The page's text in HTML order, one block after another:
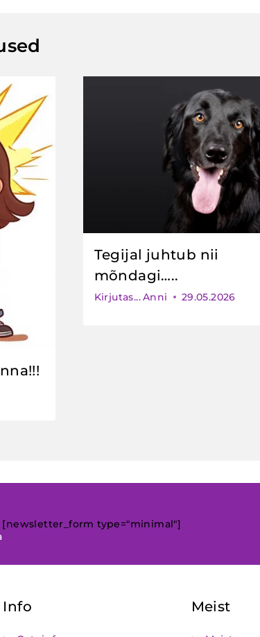
Tegijal juhtub nii
mõndagi…..
Kirjutas...Anni 29.05.2026
[newsletter_form type="minimal"]
Info Meist